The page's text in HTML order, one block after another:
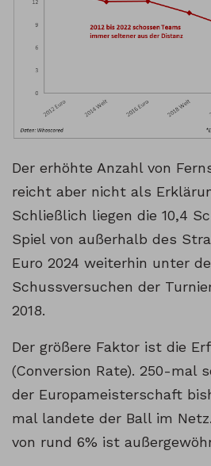
Der erhöhte Anzahl von
reicht aber nicht als
Schließlich liegen die 10,4
Spiel von außerhalb des
Euro 2024 weiterhin unter
Schussversuchen der
2018.
Der größere Faktor ist die
(Conversion Rate). 250-mal
der Europameisterschaft
mal landete der Ball im
von rund 6% ist